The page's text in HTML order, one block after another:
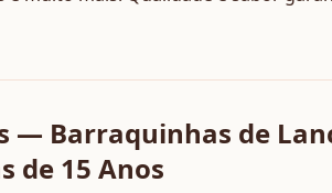
— Barraquinhas de
de 15 Anos